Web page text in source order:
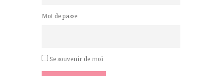
Mot de passe
Se souvenir de moi